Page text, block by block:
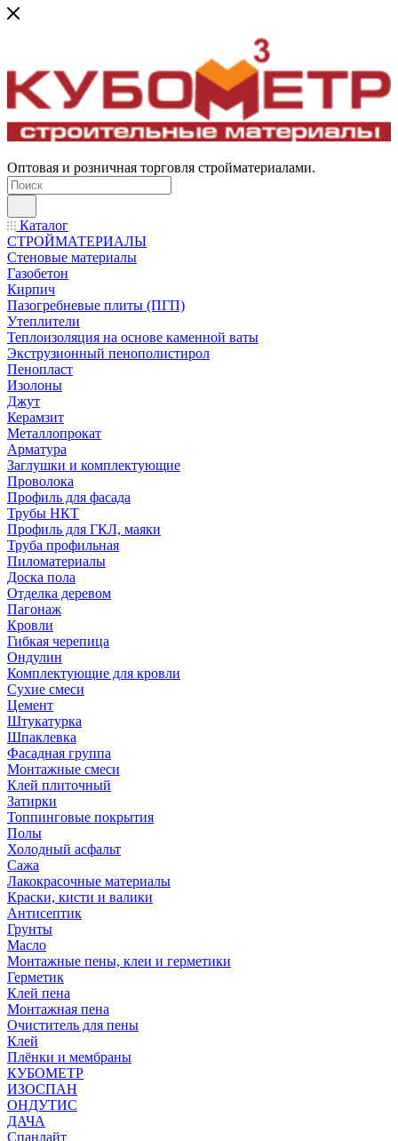
Оптовая и розничная торговля стройматериалами.
Каталог
СТРОЙМАТЕРИАЛЫ
Стеновые материалы
Газобетон
Кирпич
Пазогребневые плиты (ПГП)
Утеплители
Теплоизоляция на основе каменной ваты
Экструзионный пенополистирол
Пенопласт
Изолоны
Джут
Керамзит
Металлопрокат
Арматура
Заглушки и комплектующие
Проволока
Профиль для фасада
Трубы НКТ
Профиль для ГКЛ, маяки
Труба профильная
Пиломатериалы
Доска пола
Отделка деревом
Пагонаж
Кровли
Гибкая черепица
Ондулин
Комплектующие для кровли
Сухие смеси
Цемент
Штукатурка
Шпаклевка
Фасадная группа
Монтажные смеси
Клей плиточный
Затирки
Топпинговые покрытия
Полы
Холодный асфальт
Сажа
Лакокрасочные материалы
Краски, кисти и валики
Антисептик
Грунты
Масло
Монтажные пены, клеи и герметики
Герметик
Клей пена
Монтажная пена
Очиститель для пены
Клей
Плёнки и мембраны
КУБОМЕТР
ИЗОСПАН
ОНДУТИС
ДАЧА
Спанлайт